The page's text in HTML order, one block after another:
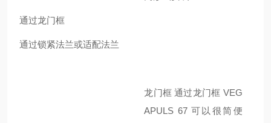
通过龙门框
通过锁紧法兰或适配法兰
龙门框 通过龙门框 VEG
APULS 67 可以很简便